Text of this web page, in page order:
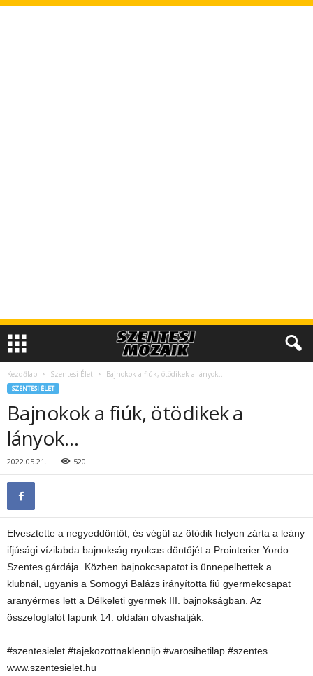
Kezdőlap Szentesi Élet Bajnokok a fiúk, ötödikek a lányok…
SZENTESI ÉLET
Bajnokok a fiúk, ötödikek a
lányok…
2022.05.21. 520
Elvesztette a negyeddöntőt, és végül az ötödik helyen zárta a leány
ifjúsági vízilabda bajnokság nyolcas döntőjét a Prointerier Yordo
Szentes gárdája. Közben bajnokcsapatot is ünnepelhettek a
klubnál, ugyanis a Somogyi Balázs irányította fiú gyermekcsapat
aranyérmes lett a Délkeleti gyermek III. bajnokságban. Az
összefoglalót lapunk 14. oldalán olvashatják.
#szentesielet #tajekozottnaklennijo #varosihetilap #szentes
www.szentesielet.hu